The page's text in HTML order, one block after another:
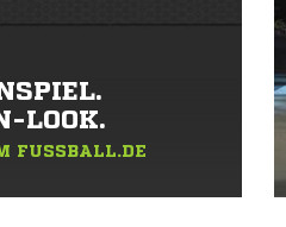
LOOK.
FUSSBALL.DE